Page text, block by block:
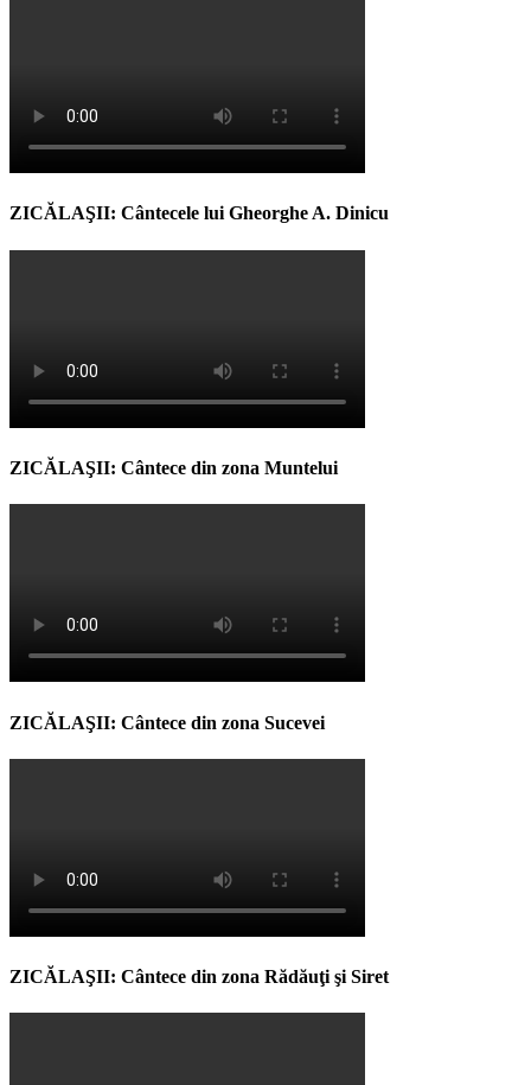
ZICĂLAŞII: Cântecele lui Gheorghe A. Dinicu
ZICĂLAŞII: Cântece din zona Muntelui
ZICĂLAŞII: Cântece din zona Sucevei
ZICĂLAŞII: Cântece din zona Rădăuţi şi Siret